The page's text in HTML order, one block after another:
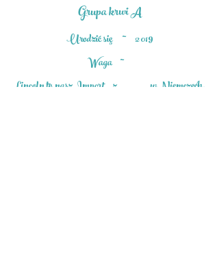
Grupa krwi A
Urodzić się ~ 2019
Waga ~
Lincoln to nasz Import z ______ w Niemczech.